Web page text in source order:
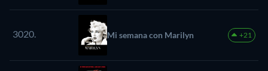
3020. Mi semana con Marilyn +21